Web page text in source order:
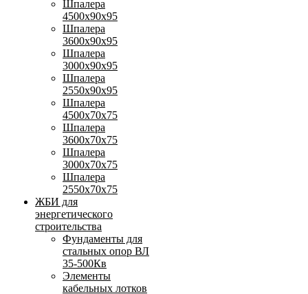
Шпалера
4500х90х95
Шпалера
3600х90х95
Шпалера
3000х90х95
Шпалера
2550х90х95
Шпалера
4500х70х75
Шпалера
3600х70х75
Шпалера
3000х70х75
Шпалера
2550х70х75
ЖБИ для
энергетического
строительства
Фундаменты для
стальных опор ВЛ
35-500Кв
Элементы
кабельных лотков